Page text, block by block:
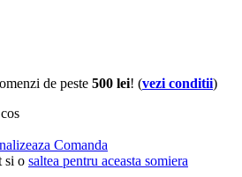
de peste 500 lei! (vezi conditii)
Comanda
si o saltea pentru aceasta somiera